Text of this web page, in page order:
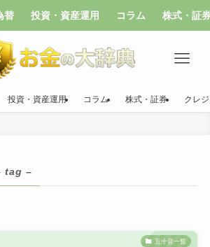
替 投資・資産運用 コラム 株式・証
投資・資産運用 コラム 株式・証券 クレ
tag –
五十音一覧